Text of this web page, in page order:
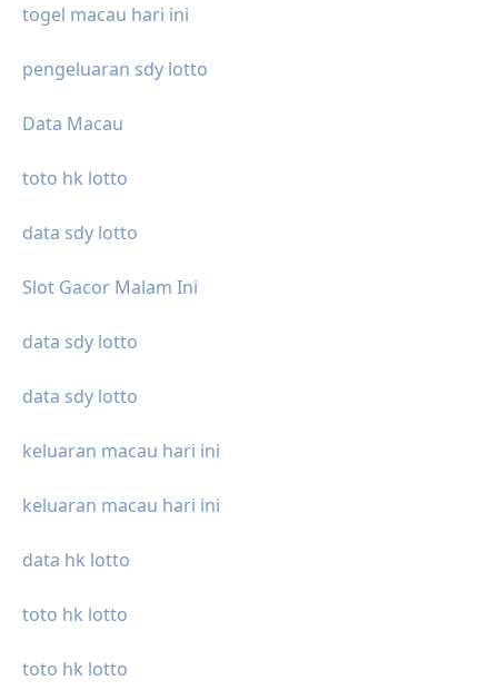
togel macau hari ini
pengeluaran sdy lotto
Data Macau
toto hk lotto
data sdy lotto
Slot Gacor Malam Ini
data sdy lotto
data sdy lotto
keluaran macau hari ini
keluaran macau hari ini
data hk lotto
toto hk lotto
toto hk lotto